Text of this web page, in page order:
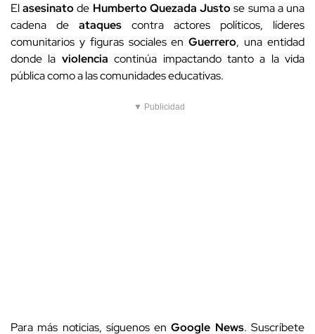
Elasesinatode Humberto Quezada Justose suma a una
cadena de ataques contra actores políticos, líderes
comunitarios y figuras sociales enGuerrero, una entidad
donde la violencia continúa impactando tanto a la vida
pública como a las comunidades educativas.
▼ Publicidad
Para más noticias, síguenos enGoogle News. Suscríbete